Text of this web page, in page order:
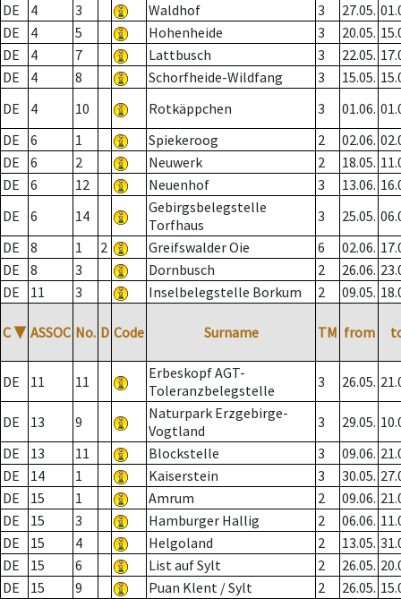
DE
4 3 Waldhof 3 27.05.
DE
4 5 Hohenheide 3 20.05.
DE
4 7 Lattbusch 3 22.05.
DE
4 8 Schorfheide-Wildfang 3 15.05.
DE
4 10 Rotkäppchen 3 01.06.
DE
6 1 Spiekeroog 2 02.06.
DE
6 2 Neuwerk 2 18.05.
DE
6 12 Neuenhof 3 13.06.
DE
6 14
Gebirgsbelegstelle
Torfhaus
3 25.05.
DE
8 1 2 Greifswalder Oie 6 02.06.
DE
8 3 Dornbusch 2 26.06.
DE
11 3 Inselbelegstelle Borkum 2 09.05.
C ▼ ASSOC No. D Code Surname TM from
DE 11 11
Erbeskopf AGT-
Toleranzbelegstelle
3 26.05.
DE 13 9
Naturpark Erzgebirge-
Vogtland
3 29.05.
DE
13 11 Blockstelle 3 09.06.
DE
14 1 Kaiserstein 3 30.05.
DE
15 1 Amrum 2 09.06.
DE
15 3 Hamburger Hallig 2 06.06.
DE
15 4 Helgoland 2 13.05.
DE
15 6 List auf Sylt 2 26.05.
DE
15 9 Puan Klent / Sylt 2 26.05.